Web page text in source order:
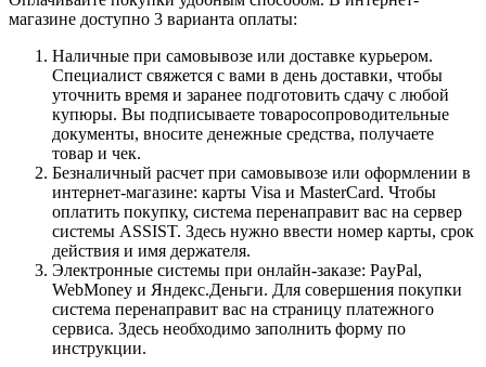
магазине доступно 3 варианта оплаты:
Наличные при самовывозе или доставке курьером.
Специалист свяжется с вами в день доставки, чтобы
уточнить время и заранее подготовить сдачу с любой
купюры. Вы подписываете товаросопроводительные
документы, вносите денежные средства, получаете
товар и чек.
Безналичный расчет при самовывозе или оформлении в
интернет-магазине: карты Visa и MasterCard. Чтобы
оплатить покупку, система перенаправит вас на сервер
системы ASSIST. Здесь нужно ввести номер карты, срок
действия и имя держателя.
Электронные системы при онлайн-заказе: PayPal,
WebMoney и Яндекс.Деньги. Для совершения покупки
система перенаправит вас на страницу платежного
сервиса. Здесь необходимо заполнить форму по
инструкции.